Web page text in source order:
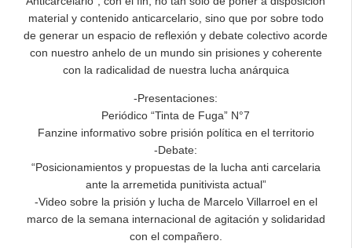
material y contenido anticarcelario, sino que por sobre todo
de generar un espacio de reflexión y debate colectivo acorde
con nuestro anhelo de un mundo sin prisiones y coherente
con la radicalidad de nuestra lucha anárquica
-Presentaciones:
Periódico “Tinta de Fuga” N°7
Fanzine informativo sobre prisión política en el territorio
-Debate:
“Posicionamientos y propuestas de la lucha anti carcelaria
ante la arremetida punitivista actual”
-Video sobre la prisión y lucha de Marcelo Villarroel en el
marco de la semana internacional de agitación y solidaridad
con el compañero.